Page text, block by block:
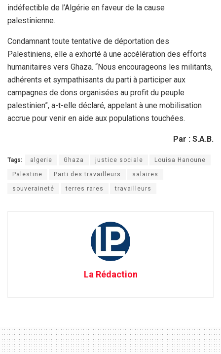
indéfectible de l’Algérie en faveur de la cause
palestinienne.
Condamnant toute tentative de déportation des
Palestiniens, elle a exhorté à une accélération des efforts
humanitaires vers Ghaza. “Nous encourageons les militants,
adhérents et sympathisants du parti à participer aux
campagnes de dons organisées au profit du peuple
palestinien”, a-t-elle déclaré, appelant à une mobilisation
accrue pour venir en aide aux populations touchées.
Par : S.A.B.
Tags: algerie Ghaza justice sociale Louisa Hanoune
Palestine Parti des travailleurs salaires
souveraineté terres rares travailleurs
La Rédaction